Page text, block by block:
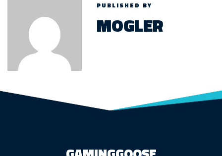
PUBLISHED BY
MOGLER